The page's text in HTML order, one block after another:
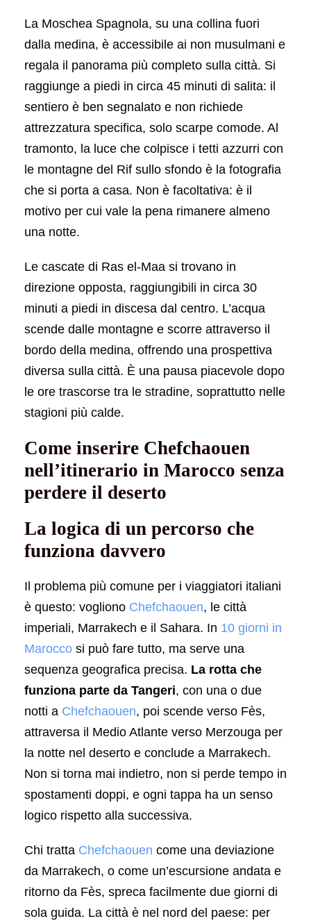
La Moschea Spagnola, su una collina fuori
dalla medina, è accessibile ai non musulmani e
regala il panorama più completo sulla città. Si
raggiunge a piedi in circa 45 minuti di salita: il
sentiero è ben segnalato e non richiede
attrezzatura specifica, solo scarpe comode. Al
tramonto, la luce che colpisce i tetti azzurri con
le montagne del Rif sullo sfondo è la fotografia
che si porta a casa. Non è facoltativa: è il
motivo per cui vale la pena rimanere almeno
una notte.
Le cascate di Ras el-Maa si trovano in
direzione opposta, raggiungibili in circa 30
minuti a piedi in discesa dal centro. L’acqua
scende dalle montagne e scorre attraverso il
bordo della medina, offrendo una prospettiva
diversa sulla città. È una pausa piacevole dopo
le ore trascorse tra le stradine, soprattutto nelle
stagioni più calde.
Come inserire Chefchaouen
nell’itinerario in Marocco senza
perdere il deserto
La logica di un percorso che
funziona davvero
Il problema più comune per i viaggiatori italiani
è questo: vogliono Chefchaouen, le città
imperiali, Marrakech e il Sahara. In 10 giorni in
Marocco si può fare tutto, ma serve una
sequenza geografica precisa. La rotta che
funziona parte da Tangeri, con una o due
notti a Chefchaouen, poi scende verso Fès,
attraversa il Medio Atlante verso Merzouga per
la notte nel deserto e conclude a Marrakech.
Non si torna mai indietro, non si perde tempo in
spostamenti doppi, e ogni tappa ha un senso
logico rispetto alla successiva.
Chi tratta Chefchaouen come una deviazione
da Marrakech, o come un’escursione andata e
ritorno da Fès, spreca facilmente due giorni di
sola guida. La città è nel nord del paese: per